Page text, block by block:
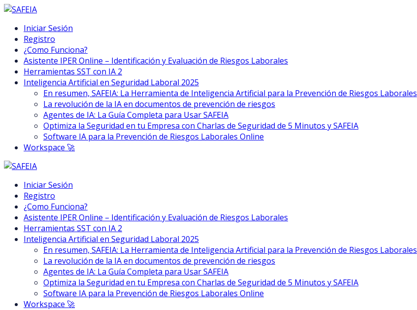
Iniciar Sesión
Registro
¿Como Funciona?
Asistente IPER Online – Identificación y Evaluación de Riesgos Laborales
Herramientas SST con IA 2
Inteligencia Artificial en Seguridad Laboral 2025
En resumen, SAFEIA: La Herramienta de Inteligencia Artificial para la Prevención de Riesgos Laborales
La revolución de la IA en documentos de prevención de riesgos
Agentes de IA: La Guía Completa para Usar SAFEIA
Optimiza la Seguridad en tu Empresa con Charlas de Seguridad de 5 Minutos y SAFEIA
Software IA para la Prevención de Riesgos Laborales Online
Workspace 🚀
Iniciar Sesión
Registro
¿Como Funciona?
Asistente IPER Online – Identificación y Evaluación de Riesgos Laborales
Herramientas SST con IA 2
Inteligencia Artificial en Seguridad Laboral 2025
En resumen, SAFEIA: La Herramienta de Inteligencia Artificial para la Prevención de Riesgos Laborales
La revolución de la IA en documentos de prevención de riesgos
Agentes de IA: La Guía Completa para Usar SAFEIA
Optimiza la Seguridad en tu Empresa con Charlas de Seguridad de 5 Minutos y SAFEIA
Software IA para la Prevención de Riesgos Laborales Online
Workspace 🚀